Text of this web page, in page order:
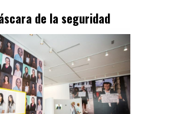
de la seguridad